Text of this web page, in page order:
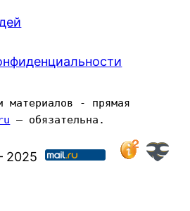
материалов - прямая
— обязательна.
2025